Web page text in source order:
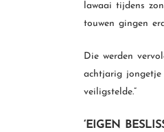
lawaai tijdens
touwen gingen
Die werden
achtjarig jongetje
veiligstelde.”
‘EIGEN